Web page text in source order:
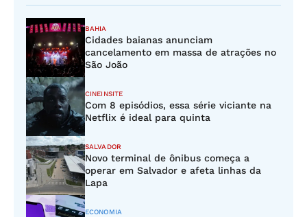
BAHIA
Cidades baianas anunciam
cancelamento em massa de atrações no
São João
CINEINSITE
Com 8 episódios, essa série viciante na
Netflix é ideal para quinta
SALVADOR
Novo terminal de ônibus começa a
operar em Salvador e afeta linhas da
Lapa
ECONOMIA